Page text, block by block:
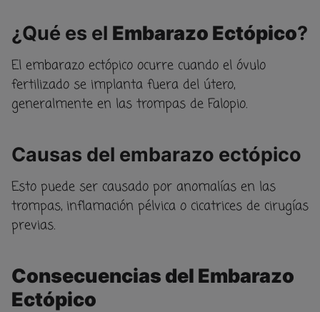
¿Qué es el Embarazo Ectópico?
El embarazo ectópico ocurre cuando el óvulo
fertilizado se implanta fuera del útero,
generalmente en las trompas de Falopio.
Causas del embarazo ectópico
Esto puede ser causado por anomalías en las
trompas, inflamación pélvica o cicatrices de cirugías
previas.
Consecuencias del Embarazo
Ectópico